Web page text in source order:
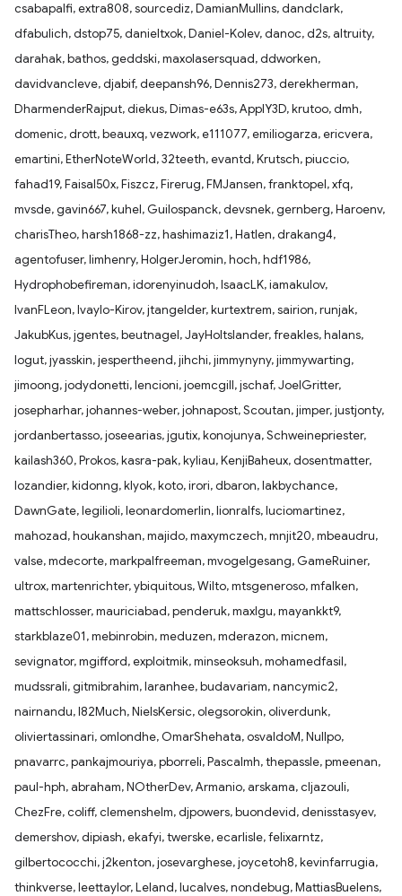
csabapalfi, extra808, sourcediz, DamianMullins, dandclark,
dfabulich, dstop75, danieltxok, Daniel-Kolev, danoc, d2s, altruity,
darahak, bathos, geddski, maxolasersquad, ddworken,
davidvancleve, djabif, deepansh96, Dennis273, derekherman,
DharmenderRajput, diekus, Dimas-e63s, ApplY3D, krutoo, dmh,
domenic, drott, beauxq, vezwork, e111077, emiliogarza, ericvera,
emartini, EtherNoteWorld, 32teeth, evantd, Krutsch, piuccio,
fahad19, Faisal50x, Fiszcz, Firerug, FMJansen, franktopel, xfq,
mvsde, gavin667, kuhel, Guilospanck, devsnek, gernberg, Haroenv,
charisTheo, harsh1868-zz, hashimaziz1, Hatlen, drakang4,
agentofuser, limhenry, HolgerJeromin, hoch, hdf1986,
Hydrophobefireman, idorenyinudoh, IsaacLK, iamakulov,
IvanFLeon, Ivaylo-Kirov, jtangelder, kurtextrem, sairion, runjak,
JakubKus, jgentes, beutnagel, JayHoltslander, freakles, halans,
logut, jyasskin, jespertheend, jihchi, jimmynyny, jimmywarting,
jimoong, jodydonetti, lencioni, joemcgill, jschaf, JoelGritter,
josepharhar, johannes-weber, johnapost, Scoutan, jimper, justjonty,
jordanbertasso, joseearias, jgutix, konojunya, Schweinepriester,
kailash360, Prokos, kasra-pak, kyliau, KenjiBaheux, dosentmatter,
lozandier, kidonng, klyok, koto, irori, dbaron, lakbychance,
DawnGate, legilioli, leonardomerlin, lionralfs, luciomartinez,
mahozad, houkanshan, majido, maxymczech, mnjit20, mbeaudru,
valse, mdecorte, markpalfreeman, mvogelgesang, GameRuiner,
ultrox, martenrichter, ybiquitous, Wilto, mtsgeneroso, mfalken,
mattschlosser, mauriciabad, penderuk, maxlgu, mayankkt9,
starkblaze01, mebinrobin, meduzen, mderazon, micnem,
sevignator, mgifford, exploitmik, minseoksuh, mohamedfasil,
mudssrali, gitmibrahim, laranhee, budavariam, nancymic2,
nairnandu, I82Much, NielsKersic, olegsorokin, oliverdunk,
oliviertassinari, omlondhe, OmarShehata, osvaldoM, Nullpo,
pnavarrc, pankajmouriya, pborreli, Pascalmh, thepassle, pmeenan,
paul-hph, abraham, NOtherDev, Armanio, arskama, cljazouli,
ChezFre, coliff, clemenshelm, djpowers, buondevid, denisstasyev,
demershov, dipiash, ekafyi, twerske, ecarlisle, felixarntz,
gilbertococchi, j2kenton, josevarghese, joycetoh8, kevinfarrugia,
thinkverse, leettaylor, Leland, lucalves, nondebug, MattiasBuelens,